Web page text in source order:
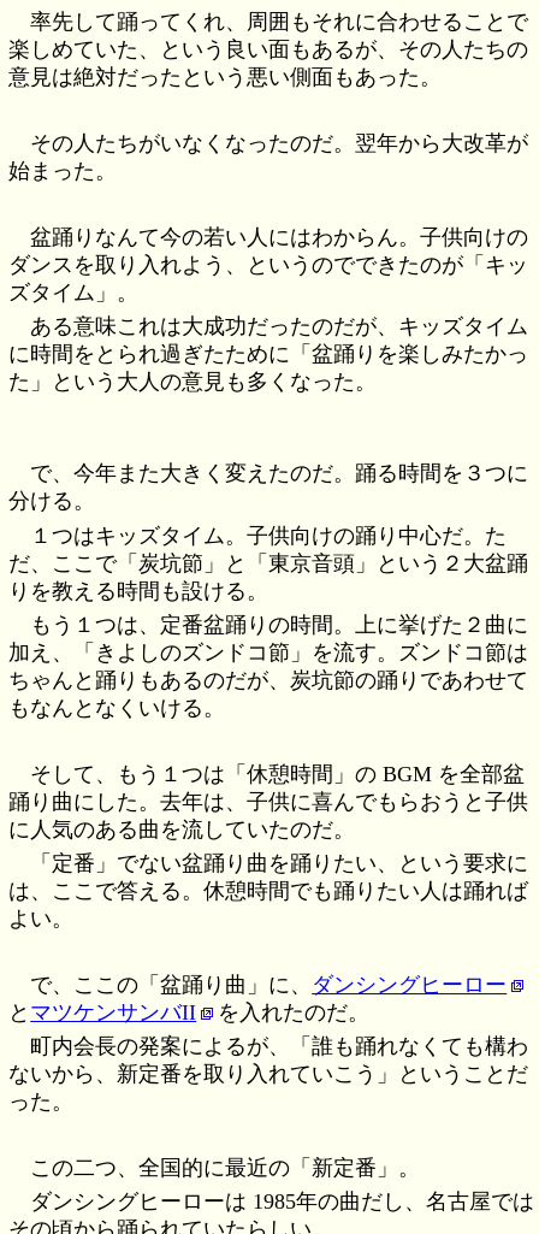
率先して踊ってくれ、周囲もそれに合わせることで
楽しめていた、という良い面もあるが、その人たちの
意見は絶対だったという悪い側面もあった。
その人たちがいなくなったのだ。翌年から大改革が
始まった。
盆踊りなんて今の若い人にはわからん。子供向けの
ダンスを取り入れよう、というのでできたのが「キッ
ズタイム」。
ある意味これは大成功だったのだが、キッズタイム
に時間をとられ過ぎたために「盆踊りを楽しみたかっ
た」という大人の意見も多くなった。
で、今年また大きく変えたのだ。踊る時間を３つに
分ける。
１つはキッズタイム。子供向けの踊り中心だ。た
だ、ここで「炭坑節」と「東京音頭」という２大盆踊
りを教える時間も設ける。
もう１つは、定番盆踊りの時間。上に挙げた２曲に
加え、「きよしのズンドコ節」を流す。ズンドコ節は
ちゃんと踊りもあるのだが、炭坑節の踊りであわせて
もなんとなくいける。
そして、もう１つは「休憩時間」の BGM を全部盆
踊り曲にした。去年は、子供に喜んでもらおうと子供
に人気のある曲を流していたのだ。
「定番」でない盆踊り曲を踊りたい、という要求に
は、ここで答える。休憩時間でも踊りたい人は踊れば
よい。
で、ここの「盆踊り曲」に、 ダンシングヒーロー
と マツケンサンバII
を入れたのだ。
町内会長の発案によるが、「誰も踊れなくても構わ
ないから、新定番を取り入れていこう」ということだ
った。
この二つ、全国的に最近の「新定番」。
ダンシングヒーローは 1985年の曲だし、名古屋では